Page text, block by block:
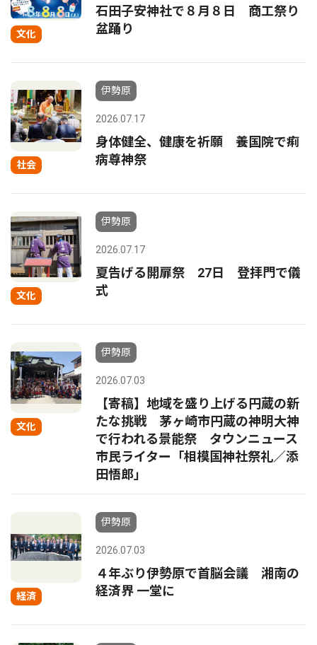
文化
石田子安神社で８月８日 商工祭り
盆踊り
社会
伊勢原
2026.07.17
身体健全、健康を祈願 養国院で痢
病尊神祭
文化
伊勢原
2026.07.17
夏告げる開扉祭 27日 登拝門で儀
式
文化
伊勢原
2026.07.03
【寄稿】地域を盛り上げる円蔵の新
たな挑戦 茅ヶ崎市円蔵の神明大神
で行われる景能祭 タウンニュース
市民ライター「相模国神社祭礼／添
田悟郎」
経済
伊勢原
2026.07.03
４年ぶり伊勢原で首脳会議 湘南の
経済界 一堂に